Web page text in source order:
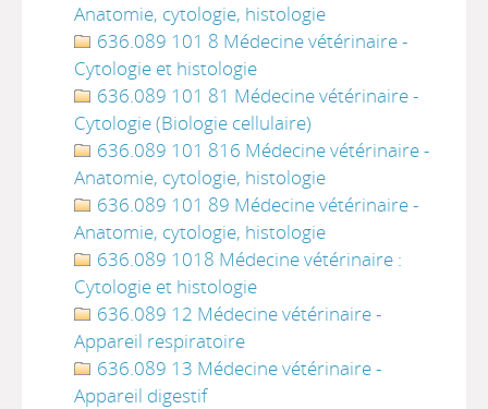
Anatomie, cytologie, histologie
636.089 101 8 Médecine vétérinaire -
Cytologie et histologie
636.089 101 81 Médecine vétérinaire -
Cytologie (Biologie cellulaire)
636.089 101 816 Médecine vétérinaire -
Anatomie, cytologie, histologie
636.089 101 89 Médecine vétérinaire -
Anatomie, cytologie, histologie
636.089 1018 Médecine vétérinaire :
Cytologie et histologie
636.089 12 Médecine vétérinaire -
Appareil respiratoire
636.089 13 Médecine vétérinaire -
Appareil digestif